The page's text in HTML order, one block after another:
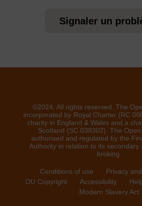
Signaler un
©2024. All rights reserved. The
incorporated by Royal Charter (RC
charity in England & Wales and a
Scotland (SC 038302). The
authorised and regulated by the
Authority in relation to its secondary
broking.
Conditions of use
Privacy
OU Copyright
Accessibility
Modern Slavery Act